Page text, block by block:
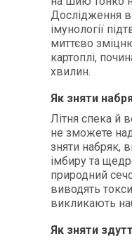
Дослідження в
імунології
миттєво
картоплі,
хвилин.
Як зняти
Літня спека й
не зможете
зняти набряк,
імбиру та
природний
виводять
викликають
Як зняти